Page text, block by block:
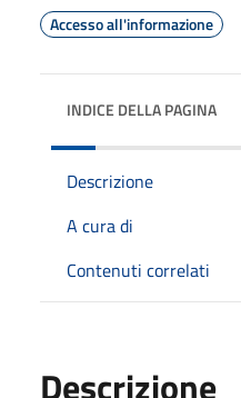
Accesso all'informazione
INDICE DELLA PAGINA
Descrizione
A cura di
Contenuti correlati
Descrizione